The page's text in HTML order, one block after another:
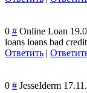
0 # Online Loan
loans loans bad
Ответить |
0 # JesseIderm